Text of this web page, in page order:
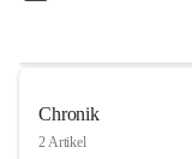
Chronik
2 Artikel